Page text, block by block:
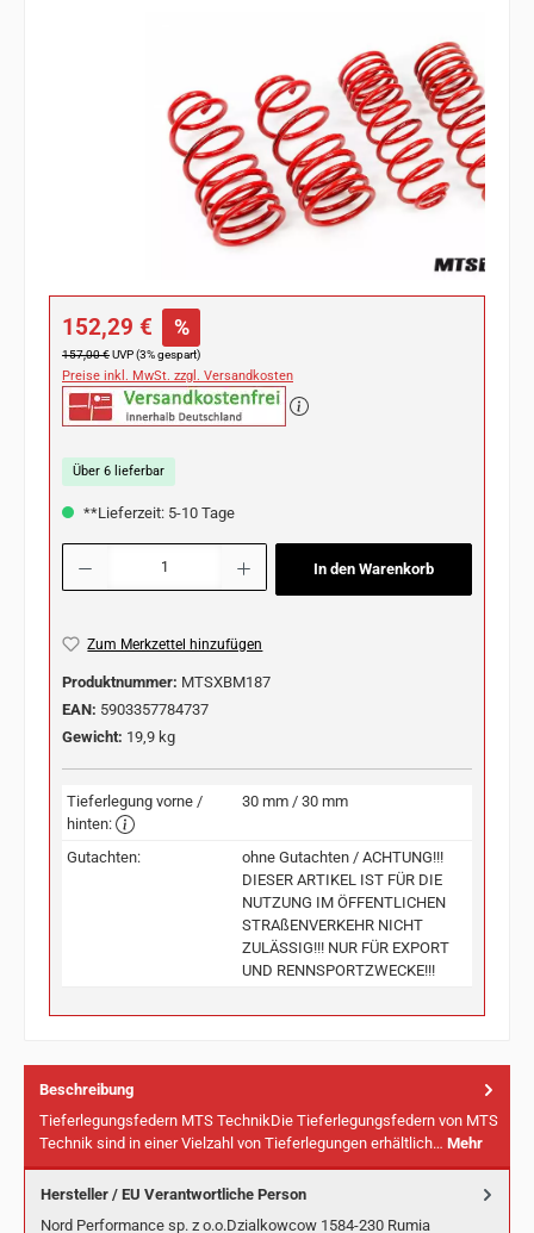
Verkaufspreis:
152,29 € %
Regulärer Preis:
157,00 €UVP (3% gespart)
Preise inkl. MwSt. zzgl. Versandkosten
Über 6 lieferbar
**Lieferzeit: 5-10 Tage
Produkt Anzahl: Gib den gewünschten Wert ein oder benutze die Schaltflächen
In den Warenkorb
Zum Merkzettel hinzufügen
Produktnummer: MTSXBM187
EAN: 5903357784737
Gewicht: 19,9 kg
Tieferlegung vorne /
hinten:
30 mm / 30 mm
Gutachten:
ohne Gutachten / ACHTUNG!!!
DIESER ARTIKEL IST FÜR DIE
NUTZUNG IM ÖFFENTLICHEN
STRAßENVERKEHR NICHT
ZULÄSSIG!!! NUR FÜR EXPORT
UND RENNSPORTZWECKE!!!
Beschreibung
Tieferlegungsfedern MTS TechnikDie Tieferlegungsfedern von MTS
Technik sind in einer Vielzahl von Tieferlegungen erhältlich… Mehr
Hersteller / EU Verantwortliche Person
Nord Performance sp. z o.o.Dzialkowcow 1584-230 Rumia